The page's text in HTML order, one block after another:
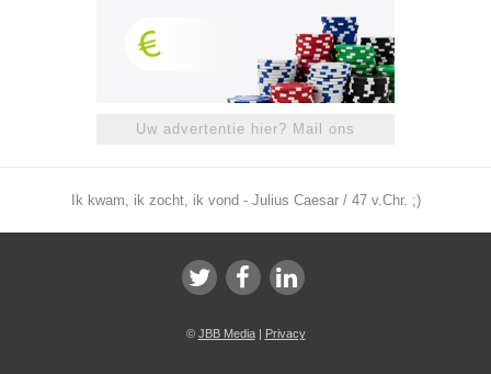
Uw advertentie hier? Mail ons
Ik kwam, ik zocht, ik vond - Julius Caesar / 47 v.Chr. ;)
© JBB Media| Privacy